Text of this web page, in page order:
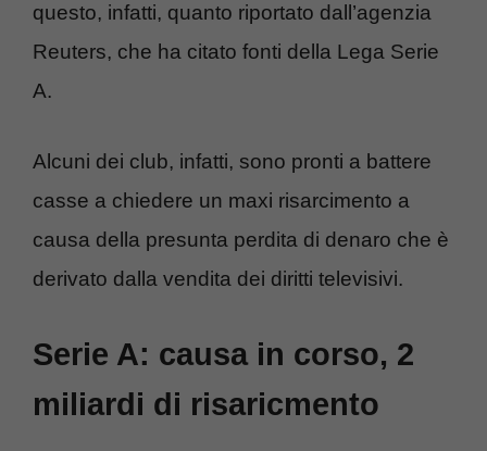
questo, infatti, quanto riportato dall’agenzia
Reuters, che ha citato fonti della Lega Serie
A.
Alcuni dei club, infatti, sono pronti a battere
casse a chiedere un maxi risarcimento a
causa della presunta perdita di denaro che è
derivato dalla vendita dei diritti televisivi.
Serie A: causa in corso, 2
miliardi di risaricmento